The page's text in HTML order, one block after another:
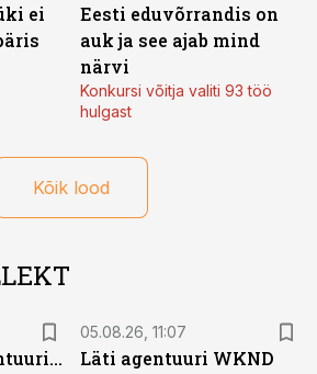
ei
Eesti eduvõrrandis on
auk ja see ajab mind
närvi
Konkursi võitja valiti 93 töö
hulgast
Kõik lood
05.08.26, 11:07
Läti agentuuri WKND